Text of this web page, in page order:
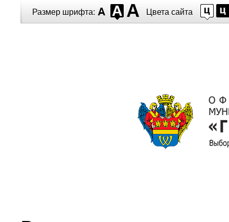
Перейти к основному содержанию
Размер шрифта: Цвета сайта